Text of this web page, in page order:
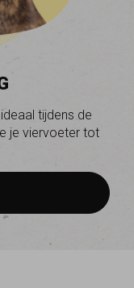
tijdens de
je viervoeter tot